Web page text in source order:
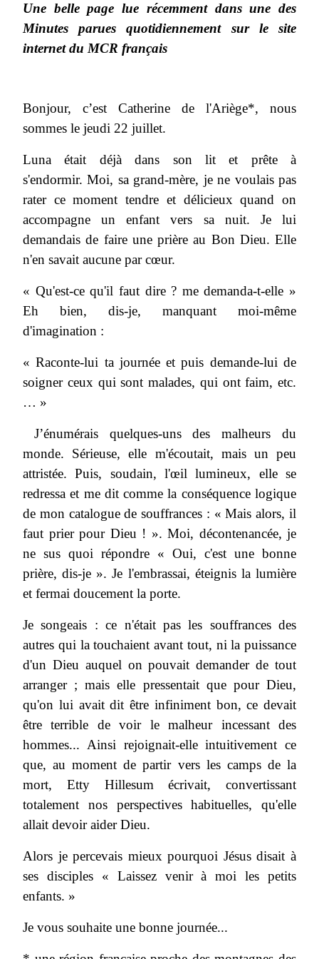
Une belle page lue récemment dans une des
Minutes parues quotidiennement sur le site
internet du MCR français
Bonjour, c’est Catherine de l'Ariège*, nous
sommes le jeudi 22 juillet.
Luna était déjà dans son lit et prête à
s'endormir. Moi, sa grand-mère, je ne voulais pas
rater ce moment tendre et délicieux quand on
accompagne un enfant vers sa nuit. Je lui
demandais de faire une prière au Bon Dieu. Elle
n'en savait aucune par cœur.
« Qu'est-ce qu'il faut dire ? me demanda-t-elle »
Eh bien, dis-je, manquant moi-même
d'imagination :
« Raconte-lui ta journée et puis demande-lui de
soigner ceux qui sont malades, qui ont faim, etc.
… »
J’énumérais quelques-uns des malheurs du
monde. Sérieuse, elle m'écoutait, mais un peu
attristée. Puis, soudain, l'œil lumineux, elle se
redressa et me dit comme la conséquence logique
de mon catalogue de souffrances : « Mais alors, il
faut prier pour Dieu ! ». Moi, décontenancée, je
ne sus quoi répondre « Oui, c'est une bonne
prière, dis-je ». Je l'embrassai, éteignis la lumière
et fermai doucement la porte.
Je songeais : ce n'était pas les souffrances des
autres qui la touchaient avant tout, ni la puissance
d'un Dieu auquel on pouvait demander de tout
arranger ; mais elle pressentait que pour Dieu,
qu'on lui avait dit être infiniment bon, ce devait
être terrible de voir le malheur incessant des
hommes... Ainsi rejoignait-elle intuitivement ce
que, au moment de partir vers les camps de la
mort, Etty Hillesum écrivait, convertissant
totalement nos perspectives habituelles, qu'elle
allait devoir aider Dieu.
Alors je percevais mieux pourquoi Jésus disait à
ses disciples « Laissez venir à moi les petits
enfants. »
Je vous souhaite une bonne journée...